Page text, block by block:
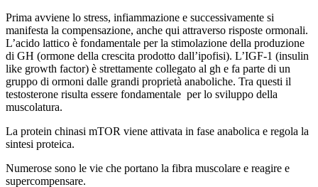
Prima avviene lo stress, infiammazione e successivamente si
manifesta la compensazione, anche qui attraverso risposte ormonali.
L’acido lattico è fondamentale per la stimolazione della produzione
di GH (ormone della crescita prodotto dall’ipofisi). L’IGF-1 (insulin
like growth factor) è strettamente collegato al gh e fa parte di un
gruppo di ormoni dalle grandi proprietà anaboliche. Tra questi il
testosterone risulta essere fondamentale per lo sviluppo della
muscolatura.
La protein chinasi mTOR viene attivata in fase anabolica e regola la
sintesi proteica.
Numerose sono le vie che portano la fibra muscolare e reagire e
supercompensare.